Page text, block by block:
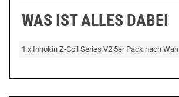
WAS IST ALLES DABEI
1 x Innokin Z-Coil Series V2 5er Pack nach Wahl